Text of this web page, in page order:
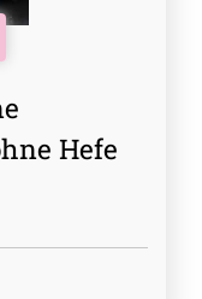
Hefe